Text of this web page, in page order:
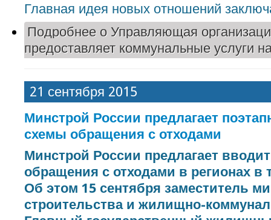
Главная идея новых отношений
Подробнее о Управляющая
предоставляет коммунальные услуги
21 сентября 2015
Минстрой России предлагает
схемы обращения с отходами
Минстрой России предлагает
обращения с отходами в регионах в
Об этом 15 сентября заместитель
строительства и жилищно-